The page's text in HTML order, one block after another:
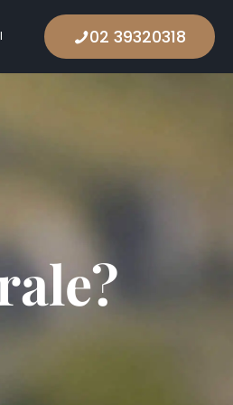
02 39320318